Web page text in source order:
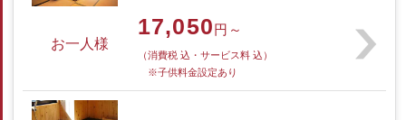
お一人様
17,050円～
（消費税 込・サービス料 込）
※子供料金設定あり